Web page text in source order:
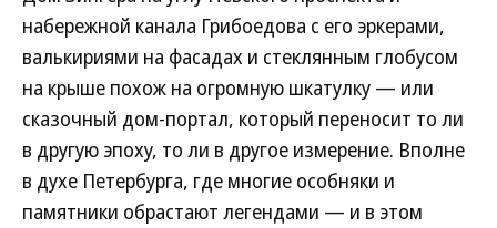
набережной канала Грибоедова с его эркерами,
валькириями на фасадах и стеклянным глобусом
на крыше похож на огромную шкатулку — или
сказочный дом-портал, который переносит то ли
в другую эпоху, то ли в другое измерение. Вполне
в духе Петербурга, где многие особняки и
памятники обрастают легендами — и в этом